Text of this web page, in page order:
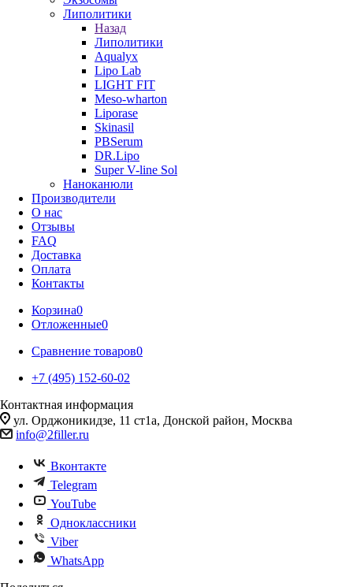
Липолитики
Назад
Липолитики
Aqualyx
Lipo Lab
LIGHT FIT
Meso-wharton
Liporase
Skinasil
PBSerum
DR.Lipo
Super V-line Sol
Наноканюли
Производители
О нас
Отзывы
FAQ
Доставка
Оплата
Контакты
Корзина0
Отложенные0
Сравнение товаров0
+7 (495) 152-60-02
Контактная информация
ул. Орджоникидзе, 11 ст1а, Донской район, Москва
info@2filler.ru
Вконтакте
Telegram
YouTube
Одноклассники
Viber
WhatsApp